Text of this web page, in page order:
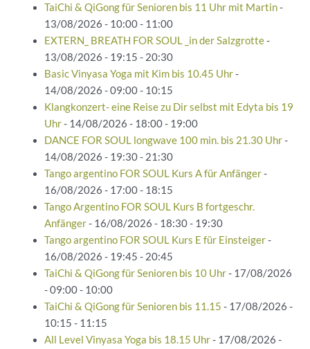
TaiChi & QiGong für Senioren bis 11 Uhr mit Martin-
13/08/2026 - 10:00 - 11:00
EXTERN_ BREATH FOR SOUL _in der Salzgrotte-
13/08/2026 - 19:15 - 20:30
Basic Vinyasa Yoga mit Kim bis 10.45 Uhr-
14/08/2026 - 09:00 - 10:15
Klangkonzert- eine Reise zu Dir selbst mit Edyta bis 19
Uhr- 14/08/2026 - 18:00 - 19:00
DANCE FOR SOUL longwave 100 min. bis 21.30 Uhr-
14/08/2026 - 19:30 - 21:30
Tango argentino FOR SOUL Kurs A für Anfänger-
16/08/2026 - 17:00 - 18:15
Tango Argentino FOR SOUL Kurs B fortgeschr.
Anfänger- 16/08/2026 - 18:30 - 19:30
Tango argentino FOR SOUL Kurs E für Einsteiger-
16/08/2026 - 19:45 - 20:45
TaiChi & QiGong für Senioren bis 10 Uhr- 17/08/2026
- 09:00 - 10:00
TaiChi & QiGong für Senioren bis 11.15 - 17/08/2026 -
10:15 - 11:15
All Level Vinyasa Yoga bis 18.15 Uhr- 17/08/2026 -